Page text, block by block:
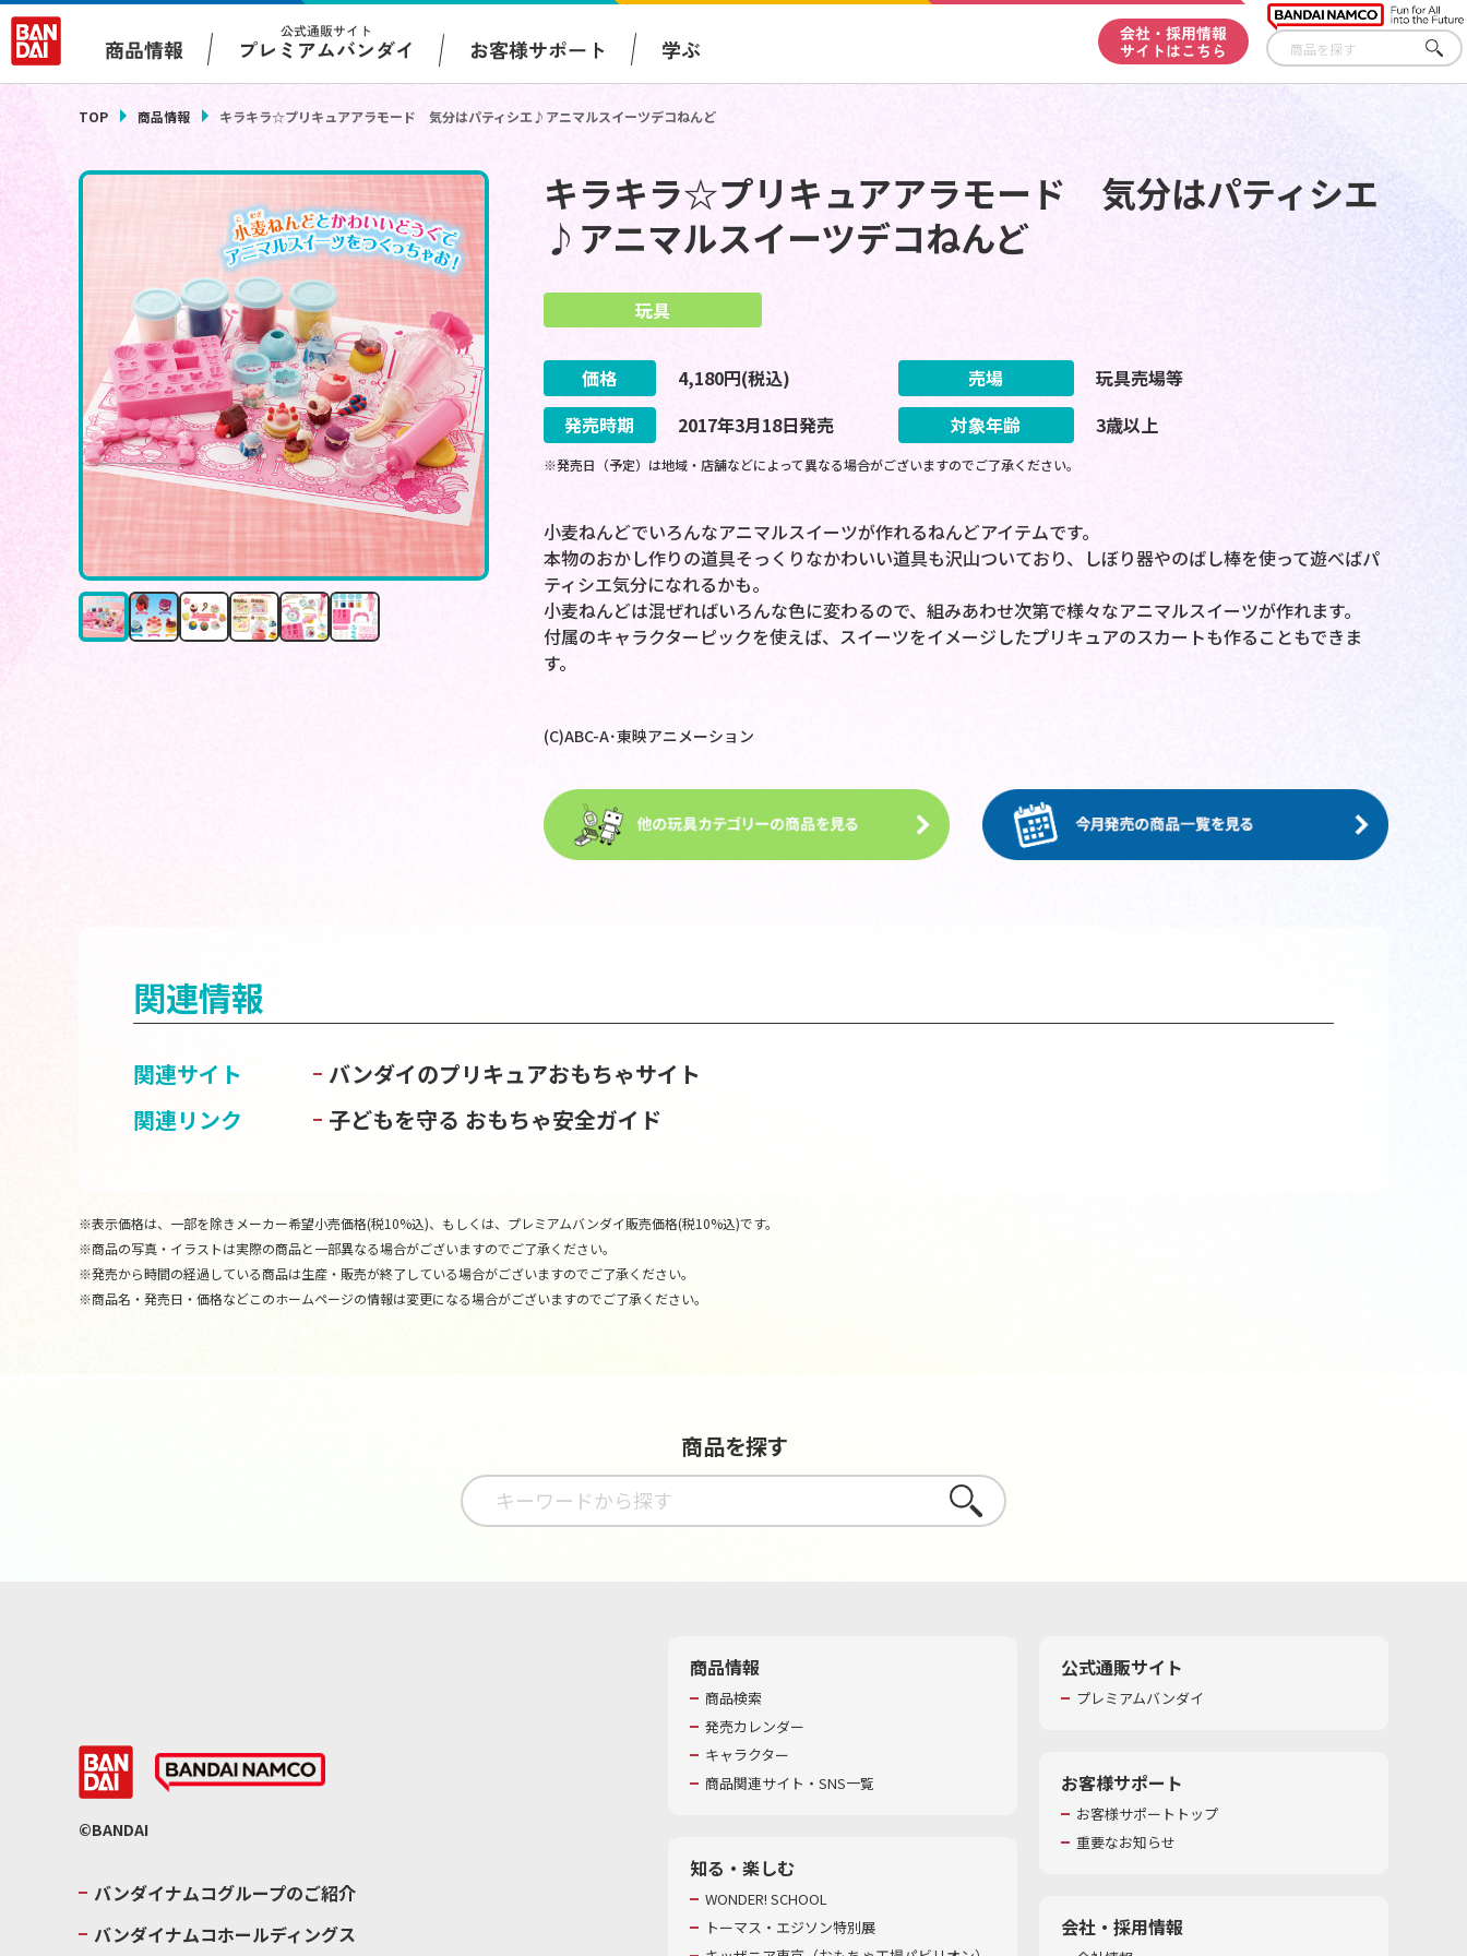
商品情報
公式通販サイト
プレミアムバンダイ お客様サポート 学ぶ
会社・採用情報
サイトはこちら
さが
す
TOP 商品情報 キラキラ☆プリキュアアラモード 気分はパティシエ♪アニマルスイーツデコねんど
キラキラ☆プリキュアアラモード 気分はパティシエ
♪アニマルスイーツデコねんど
玩具
価格 4,180円(税込) 売場
玩具売場等
発売時期
2017年3月18日発売 対象年齢 3歳以上
※発売日（予定）は地域・店舗などによって異なる場合がございますのでご了承ください。
小麦ねんどでいろんなアニマルスイーツが作れるねんどアイテムです。
本物のおかし作りの道具そっくりなかわいい道具も沢山ついており、しぼり器やのばし棒を使って遊べばパ
ティシエ気分になれるかも。
小麦ねんどは混ぜればいろんな色に変わるので、組みあわせ次第で様々なアニマルスイーツが作れます。
付属のキャラクターピックを使えば、スイーツをイメージしたプリキュアのスカートも作ることもできま
す。
(C)ABC-A･東映アニメーション
関連情報
関連サイト
バンダイのプリキュアおもちゃサイト
関連リンク
子どもを守る おもちゃ安全ガイド
※表示価格は、一部を除きメーカー希望小売価格(税10%込)、もしくは、プレミアムバンダイ販売価格(税10%込)です。
※商品の写真・イラストは実際の商品と一部異なる場合がございますのでご了承ください。
※発売から時間の経過している商品は生産・販売が終了している場合がございますのでご了承ください。
※商品名・発売日・価格などこのホームページの情報は変更になる場合がございますのでご了承ください。
商品を探す
さがす
©BANDAI
バンダイナムコグループのご紹介
バンダイナムコホールディングス
商品情報
商品検索
発売カレンダー
キャラクター
商品関連サイト・SNS一覧
知る・楽しむ
WONDER! SCHOOL
トーマス・エジソン特別展
公式通販サイト
プレミアムバンダイ
お客様サポート
お客様サポートトップ
重要なお知らせ
会社・採用情報